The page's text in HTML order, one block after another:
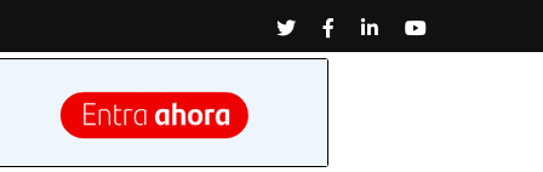
TwitterFacebook
LinkedinYoutube